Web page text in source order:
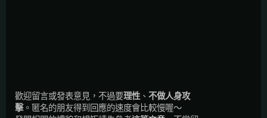
歡迎留言或發表意見，不過要理性 、 不做人身攻
擊。匿名的朋友得到回應的速度會比較慢喔～